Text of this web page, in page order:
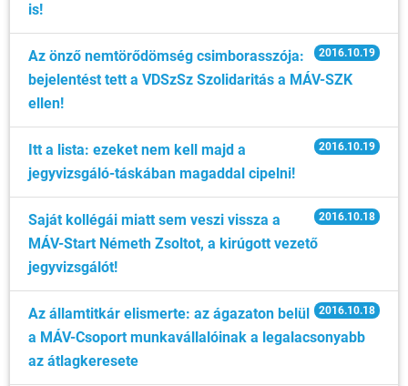
is!
2016.10.19
Az önző nemtörődömség csimborasszója:
bejelentést tett a VDSzSz Szolidaritás a MÁV-SZK
ellen!
2016.10.19
Itt a lista: ezeket nem kell majd a
jegyvizsgáló-táskában magaddal cipelni!
2016.10.18
Saját kollégái miatt sem veszi vissza a
MÁV-Start Németh Zsoltot, a kirúgott vezető
jegyvizsgálót!
2016.10.18
Az államtitkár elismerte: az ágazaton belül
a MÁV-Csoport munkavállalóinak a legalacsonyabb
az átlagkeresete